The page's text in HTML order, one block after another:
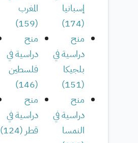
إسبانيا
(
174
)
المغرب
(
159
)
منح
دراسية في
بلجيكا
(
151
)
منح
دراسية في
فلسطين
(
146
)
منح
دراسية في
النمسا
منح
دراسية في
قطر (
124
)